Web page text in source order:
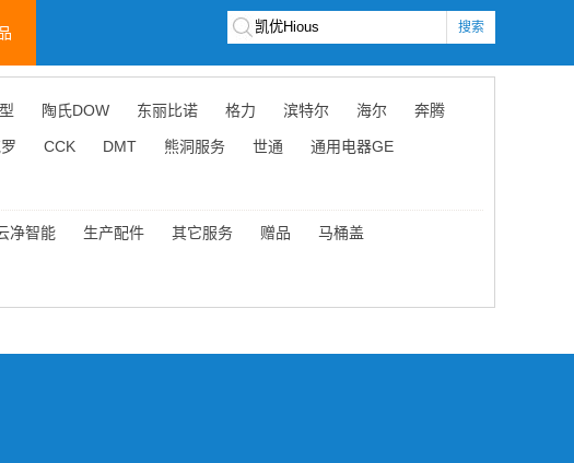
搜索
陶氏DOW 东丽比诺 格力 滨特尔 海尔 奔腾
CCK DMT 熊洞服务 世通 通用电器GE
净智能 生产配件 其它服务 赠品 马桶盖